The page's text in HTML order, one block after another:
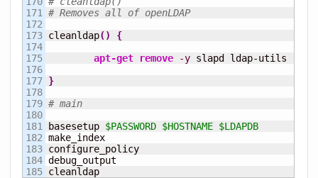
171
172
173
174
175
176
177
178
179
180
181
182
183
184
# Removes all of openLDAP
cleanldap( )
{
apt-get remove
-y slapd ldap-utils
}
# main
basesetup $PASSWORD $HOSTNAME $LDAPDB
make_index
configure_policy
debug_output
cleanldap